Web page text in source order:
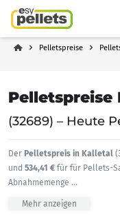
Pelletspreise
(32689) – Heute
Der Pelletspreis in Kalletal
und 534,41 € für für Pellets-
Abnahmemenge ...
Mehr anzeigen